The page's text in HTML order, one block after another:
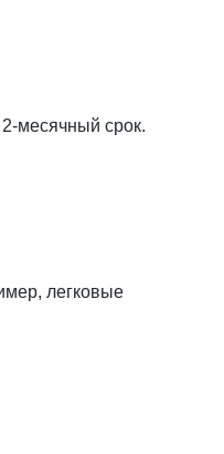
месячный срок.
легковые